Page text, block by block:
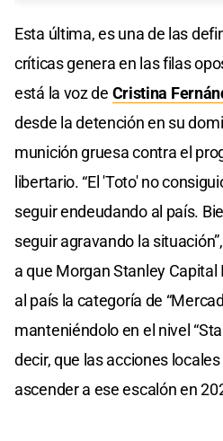
Esta última, es una de las
críticas genera en las filas
está la voz de Cristina
desde la detención en su
munición gruesa contra el
libertario. “El 'Toto' no
seguir endeudando al país.
seguir agravando la
a que Morgan Stanley
al país la categoría de
manteniéndolo en el nivel
decir, que las acciones
ascender a ese escalón en